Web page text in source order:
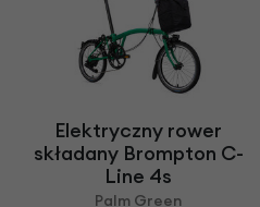
Elektryczny rower
składany Brompton C-
Line 4s
Palm Green